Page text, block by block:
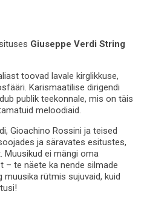
Giuseppe Verdi String
toovad lavale kirglikkuse,
Karismaatilise dirigendi
publik teekonnale, mis on täis
meloodiaid.
Gioachino Rossini ja teised
ja säravates esitustes,
Muusikud ei mängi oma
te näete ka nende silmade
muusika rütmis sujuvaid, kuid